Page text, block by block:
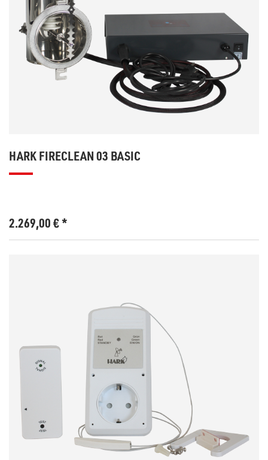
HARK FIRECLEAN 03 BASIC
2.269,00€*